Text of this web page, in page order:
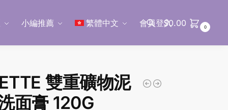
小編推薦 繁體中文 會員登入
$0.00 0
雙重礦物泥
面膏 120G